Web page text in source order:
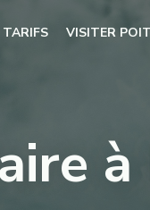
TARIFS VISITER